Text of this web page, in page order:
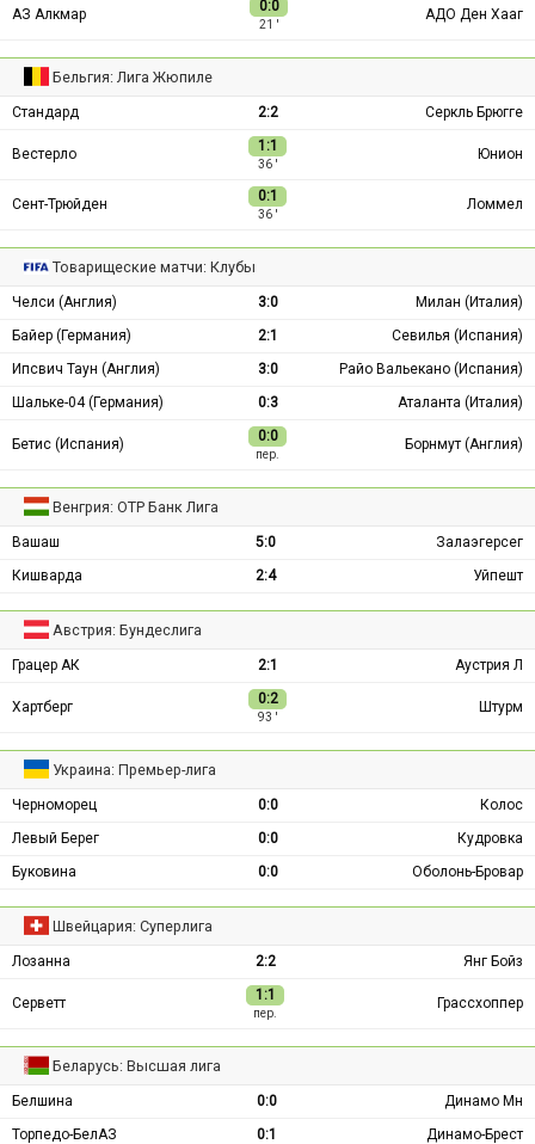
АЗ Алкмар 0:0
21 ′
АДО Ден Хааг
Бельгия: Лига Жюпиле
Стандард 2:2 Серкль Брюгге
Вестерло 1:1
36 ′
Юнион
Сент-Трюйден 0:1
36 ′
Ломмел
Товарищеские матчи: Клубы
Челси (Англия) 3:0
Милан (Италия)
Байер (Германия)
2:1
Севилья (Испания)
Ипсвич Таун (Англия)
3:0
Райо Вальекано (Испания)
Шальке-04 (Германия)
0:3 Аталанта (Италия)
Бетис (Испания) 0:0
пер.
Борнмут (Англия)
Венгрия: ОТР Банк Лига
Вашаш 5:0
Залаэгерсег
Кишварда
2:4 Уйпешт
Австрия: Бундеслига
Грацер АК 2:1 Аустрия Л
Хартберг 0:2
93 ′
Штурм
Украина: Премьер-лига
Черноморец 0:0
Колос
Левый Берег
0:0
Кудровка
Буковина
0:0 Оболонь-Бровар
Швейцария: Суперлига
Лозанна 2:2 Янг Бойз
Серветт 1:1
пер.
Грассхоппер
Беларусь: Высшая лига
Белшина 0:0
Динамо Мн
Торпедо-БелАЗ
0:1
Динамо-Брест